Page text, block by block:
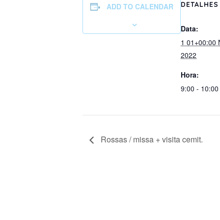
ADD TO CALENDAR DETALHES
Data:
1 01+00:00
2022
Hora:
9:00 - 10:00
Rossas / missa + visita cemit.